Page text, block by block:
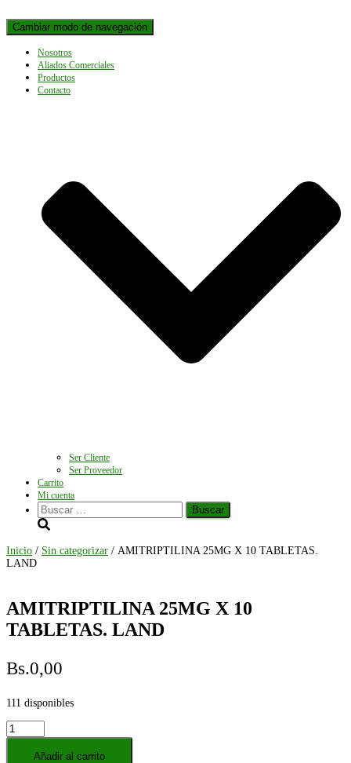
Cambiar modo de navegación
Nosotros
Aliados Comerciales
Productos
Contacto
Ser Cliente
Ser Proveedor
Carrito
Mi cuenta
Buscar:
Inicio / Sin categorizar / AMITRIPTILINA 25MG X 10 TABLETAS.
LAND
AMITRIPTILINA 25MG X 10
TABLETAS. LAND
Bs.0,00
111 disponibles
AMITRIPTILINA
25MG
Añadir al carrito